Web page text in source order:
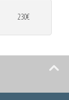
230€